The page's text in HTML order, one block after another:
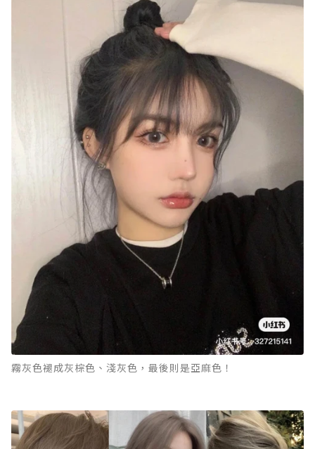
霧灰色褪成灰棕色、淺灰色，最後則是亞麻色！